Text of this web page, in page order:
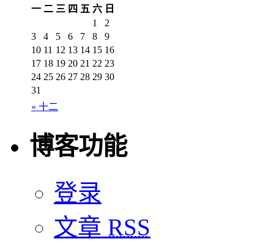
一 二 三 四 五 六 日
« 十二
1
2
3
4 5 6 7 8
9
10 11 12 13 14 15 16
17 18 19 20 21 22 23
24 25 26 27 28 29 30
31
博客功能
登录
文章 RSS